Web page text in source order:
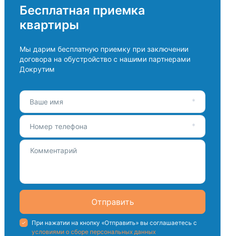
Бесплатная приемка
квартиры
Мы дарим бесплатную приемку при заключении
договора на обустройство с нашими партнерами
Докрутим
Ваше имя
Номер телефона
Отправить
При нажатии на кнопку «Отправить» вы соглашаетесь с
условиями о сборе персональных данных